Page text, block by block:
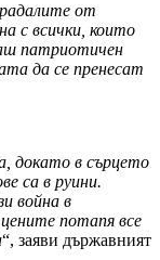
от
с всички, които
патриотичен
да се пренесат
докато в сърцето
са в руини.
война в
потапя все
“, заяви държавният